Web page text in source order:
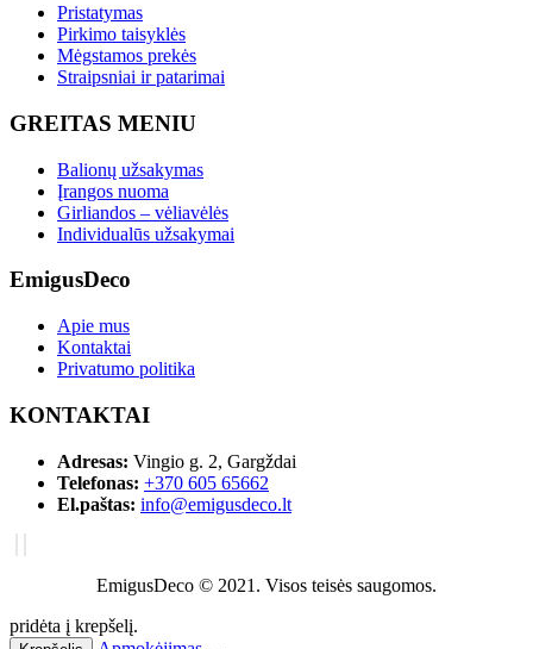
Pristatymas
Pirkimo taisyklės
Mėgstamos prekės
Straipsniai ir patarimai
GREITAS MENIU
Balionų užsakymas
Įrangos nuoma
Girliandos – vėliavėlės
Individualūs užsakymai
EmigusDeco
Apie mus
Kontaktai
Privatumo politika
KONTAKTAI
Adresas: Vingio g. 2, Gargždai
Telefonas: +370 605 65662
El.paštas: info@emigusdeco.lt
EmigusDeco © 2021. Visos teisės saugomos.
pridėta į krepšelį.